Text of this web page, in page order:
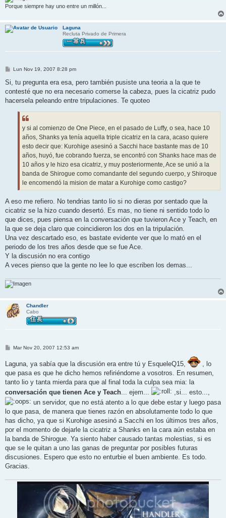
Porque siempre hay uno entre un millón...
Laguna
Recluta Privado de Primera
M
s
a
j
Lun Nov 19, 2007 8:28 pm
Si, tu pregunta era esa, pero también pusiste una teoria a la que te
contesté que no era necesario comerse la cabeza, pues la cicatriz pudo
hacersela peleando entre tripulaciones. Te quoteo
y si al comienzo de One Piece, en el pasado de Luffy, o sea, hace 10
años, Shanks ya tenía aquella triple cicatriz en la cara, acaso quiere
esto decir que: Kurohige asesinó a Sacchi hace bastante mas de 10
años, huyó, fue cobrando fuerza, se encontró con Shanks hace mas de
10 años y le hizo esa cicatriz, y muy posteriormente, Ace se unió a la
banda de Shirogue como comandante del segundo cuerpo, y Shiroque
le encomendó la mision de matar a Kurohige como castigo?
A eso me refiero. No tendrias tanto lio si no dieras por sentado que la
cicatriz se la hizo cuando desertó. Es mas, no tiene ni sentido todo lo
que dices, pues piensa en la conversación que tuvieron Ace y Teach, en
la que se deja claro que coincidieron los dos en la tripulación.
Una vez descartado eso, es bastate evidente ver que lo mató en el
periodo de los tres años desde que se fue Ace.
Y la discusión no era contigo
A veces pienso que la gente no lee lo que escriben los demas...
Chandler
Cabo
M
s
a
e
Mar Nov 20, 2007 12:53 am
Laguna, ya sabía que la discusión era entre tú y EsqueleQ15,
, lo
que pasa es que he dicho hemos refiriéndome a vosotros. En resumen,
tanto lio y tanta mierda para que al final toda la culpa sea mia: la
conversación que tienen Ace y Teach ... ejem...
,si... esto...,
un servidor, que no está atento a lo que debe estar y luego pasa
lo que pasa, de manera que tienes razón en absolutamente todo lo que
has dicho, ya que si Kurohige asesinó a Sacchi en los últimos tres años,
por el momento de dejarle la cicatriz a Shanks en la cara aún estaba en
la banda de Shirogue. Ya siento haber causado tantas molestias, si es
que se le quitan a uno las ganas de preguntar por posibles futuras
discusiones. Espero que esto no enturbie el buen ambiente. Es todo.
Gracias.